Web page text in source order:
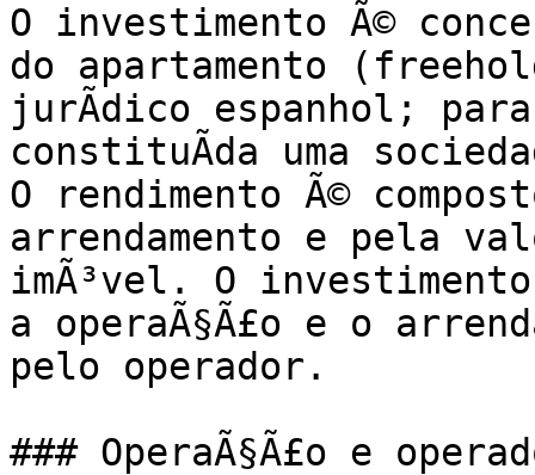
O investimento Ã©
do apartamento
jurÃ­dico espanhol;
constituÃ­da uma
O rendimento Ã©
arrendamento e pela
imÃ³vel. O
a operaÃ§Ã£o e o
pelo operador.
### OperaÃ§Ã£o e